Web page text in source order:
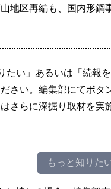
地区再編も、国内形鋼
たい」あるいは「続報
さい。編集部にてボタ
さらに深掘り取材を実
もっと知りた